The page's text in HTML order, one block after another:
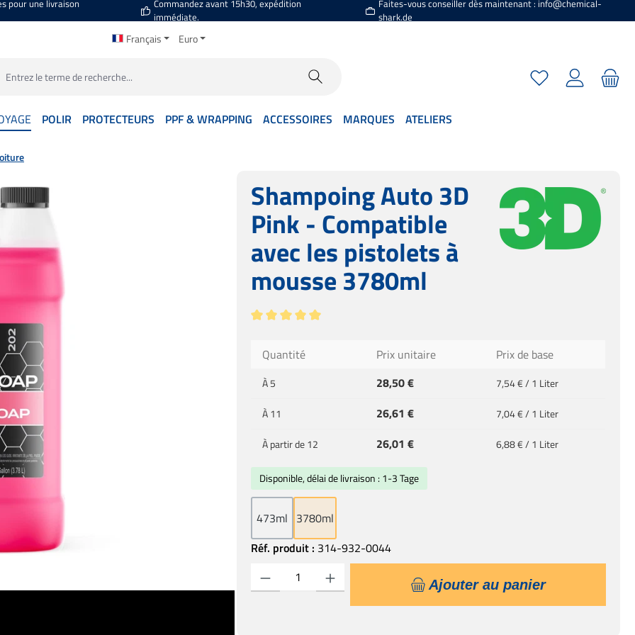
pour une livraison
Commandez avant 15h30, expédition
immédiate.
Faites-vous conseiller dès maintenant : info@chemical-
shark.de
Français Euro
Vous avez 0
POLIR PROTECTEURS PPF & WRAPPING ACCESSOIRES MARQUES ATELIERS
Shampoing Auto 3D
Pink - Compatible
avec les pistolets à
mousse 3780ml
Quantité
Prix unitaire Prix de base
À5 28,50 € 7,54 € / 1 Liter
À11 26,61 € 7,04 € / 1 Liter
À partir de12 26,01 € 6,88 € / 1 Liter
Réf. produit : 314-932-0044
Disponible, délai de livraison : 1-3 Tage
473ml 3780ml
Quantité de produit : Entrez la quantité souhaitée ou utilisez les boutons pour augmenter ou
Ajouter au panier